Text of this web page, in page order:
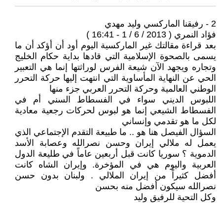
2 - رفيقنا الماركسي وليد مهدي
فؤاد النمري ( 2013 / 6 / 1 - 16:41 )
بعد قراءة مقالتك غير الماركسية اليوم أود أن أؤكد أن ما
يسمى بالصحوة الإسلامية التي قادها بداية حكام الخليج
وتجاره ويجهد الآن شيعة الفرس لوراثتها إنما هي التعبير
الحي عن النهاية المأساوية التي انتهت إليها حركة التحرر
الوطني العالمية وحركة التحرر العربي جزء منها
اللبوس الديني سواء في الفسطاط السني أم في
الفسطاط الشيعي إنما هو لبوس لحركات رجعية معادية
لكل ما هو تقدمي وإنساني
السؤال الفيصل هنا هو .. ما طبيعة التقدم الإجتماعي الذي
يعمل له ملالي إيران وحسن نصرالله وعصابة الأسد
الدموية ؟ سوريا كانت قبل أربعين عاماً في طليعة الدول
العربية واليوم هي في المؤخرة. وإيران الشاه كانت
أفضل كثيراً من إيران الملالي . ولبنان بدون حسن
نصرالله سيكون أفضل منه بحسن
وكل التحية للرفيق وليد